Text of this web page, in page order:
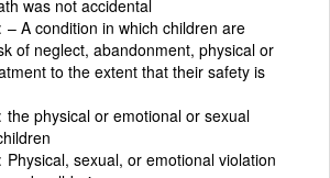
was not accidental
– A condition in which children are
of neglect, abandonment, physical or
to the extent that their safety is
the physical or emotional or sexual
Physical, sexual, or emotional violation